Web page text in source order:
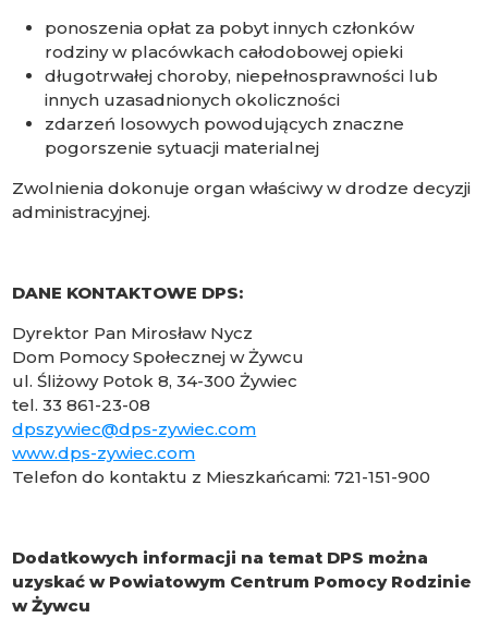
ponoszenia opłat za pobyt innych członków
rodziny w placówkach całodobowej opieki
długotrwałej choroby, niepełnosprawności lub
innych uzasadnionych okoliczności
zdarzeń losowych powodujących znaczne
pogorszenie sytuacji materialnej
Zwolnienia dokonuje organ właściwy w drodze decyzji
administracyjnej.
DANE KONTAKTOWE DPS:
Dyrektor Pan Mirosław Nycz
Dom Pomocy Społecznej w Żywcu
ul. Śliżowy Potok 8, 34-300 Żywiec
tel. 33 861-23-08
dpszywiec@dps-zywiec.com
www.dps-zywiec.com
Telefon do kontaktu z Mieszkańcami: 721-151-900
Dodatkowych informacji na temat DPS można
uzyskać w Powiatowym Centrum Pomocy Rodzinie
w Żywcu